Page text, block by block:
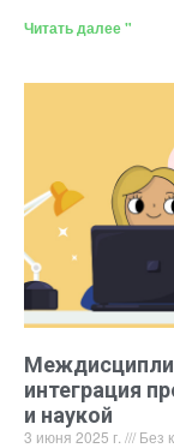
Читать далее "
интеграция
и наукой
3 июня 2025 г. Без